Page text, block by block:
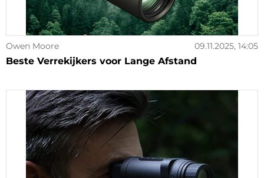
Owen Moore 09.11.2025, 14:05
Beste Verrekijkers voor Lange Afstand